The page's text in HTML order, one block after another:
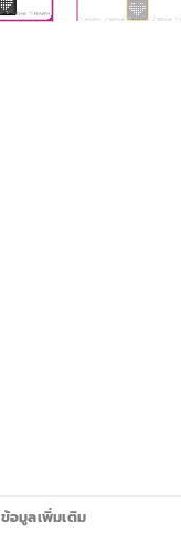
ข้อมูลเพิ่มเติม